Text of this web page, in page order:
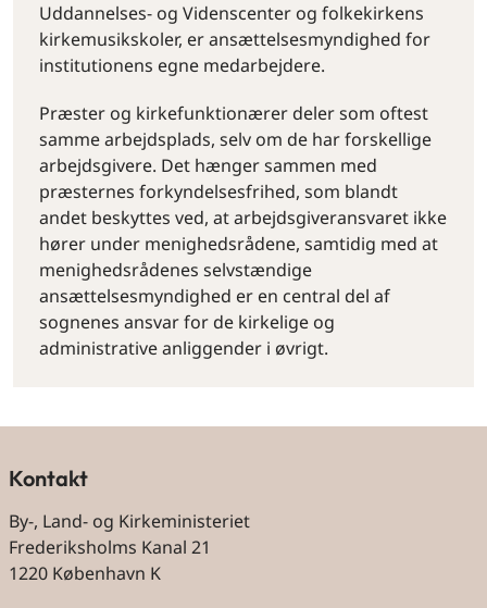
Uddannelses- og Videnscenter og folkekirkens
kirkemusikskoler, er ansættelsesmyndighed for
institutionens egne medarbejdere.
Præster og kirkefunktionærer deler som oftest
samme arbejdsplads, selv om de har forskellige
arbejdsgivere. Det hænger sammen med
præsternes forkyndelsesfrihed, som blandt
andet beskyttes ved, at arbejdsgiveransvaret ikke
hører under menighedsrådene, samtidig med at
menighedsrådenes selvstændige
ansættelsesmyndighed er en central del af
sognenes ansvar for de kirkelige og
administrative anliggender i øvrigt.
Kontakt
By-, Land- og Kirkeministeriet
Frederiksholms Kanal 21
1220 København K